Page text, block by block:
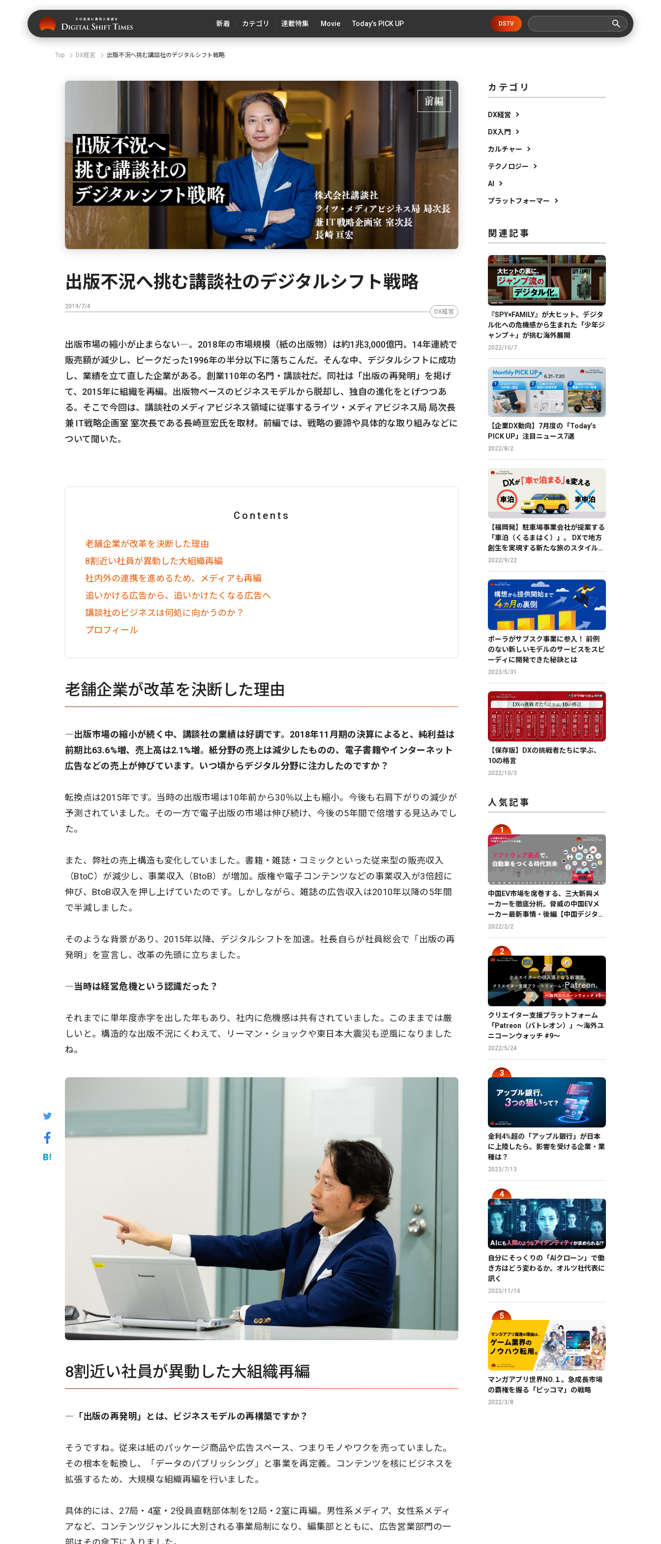
新着 カテゴリ 連載特集 Movie Today’s PICK UP DSTV
Top DX経営 出版不況へ挑む講談社のデジタルシフト戦略
出版不況へ挑む講談社のデジタルシフト戦略
2019/7/4
DX経営
出版市場の縮小が止まらない―。2018年の市場規模（紙の出版物）は約1兆3,000億円。14年連続で
販売額が減少し、ピークだった1996年の半分以下に落ちこんだ。そんな中、デジタルシフトに成功
し、業績を立て直した企業がある。創業110年の名門・講談社だ。同社は「出版の再発明」を掲げ
て、2015年に組織を再編。出版物ベースのビジネスモデルから脱却し、独自の進化をとげつつあ
る。そこで今回は、講談社のメディアビジネス領域に従事するライツ・メディアビジネス局 局次長
兼 IT戦略企画室 室次長である長崎亘宏氏を取材。前編では、戦略の要諦や具体的な取り組みなどに
ついて聞いた。
Contents
老舗企業が改革を決断した理由
8割近い社員が異動した大組織再編
社内外の連携を進めるため、メディアも再編
追いかける広告から、追いかけたくなる広告へ
講談社のビジネスは何処に向かうのか？
プロフィール
老舗企業が改革を決断した理由
―出版市場の縮小が続く中、講談社の業績は好調です。2018年11月期の決算によると、純利益は
前期比63.6%増、売上高は2.1%増。紙分野の売上は減少したものの、電子書籍やインターネット
広告などの売上が伸びています。いつ頃からデジタル分野に注力したのですか？
転換点は2015年です。当時の出版市場は10年前から30％以上も縮小。今後も右肩下がりの減少が
予測されていました。その一方で電子出版の市場は伸び続け、今後の5年間で倍増する見込みでし
た。
また、弊社の売上構造も変化していました。書籍・雑誌・コミックといった従来型の販売収入
（BtoC）が減少し、事業収入（BtoB）が増加。版権や電子コンテンツなどの事業収入が3倍超に
伸び、BtoB収入を押し上げていたのです。しかしながら、雑誌の広告収入は2010年以降の5年間
で半減しました。
そのような背景があり、2015年以降、デジタルシフトを加速。社長自らが社員総会で「出版の再
発明」を宣言し、改革の先頭に立ちました。
―当時は経営危機という認識だった？
それまでに単年度赤字を出した年もあり、社内に危機感は共有されていました。このままでは厳
しいと。構造的な出版不況にくわえて、リーマン・ショックや東日本大震災も逆風になりました
ね。
8割近い社員が異動した大組織再編
―「出版の再発明」とは、ビジネスモデルの再構築ですか？
そうですね。従来は紙のパッケージ商品や広告スペース、つまりモノやワクを売っていました。
その根本を転換し、「データのパブリッシング」と事業を再定義。コンテンツを核にビジネスを
拡張するため、大規模な組織再編を行いました。
具体的には、27局・4室・2役員直轄部体制を12局・2室に再編。男性系メディア、女性系メディ
アなど、コンテンツジャンルに大別される事業局制になり、編集部とともに、広告営業部門の一
カテゴリ
DX経営
DX入門
カルチャー
テクノロジー
AI
プラットフォーマー
関連記事
『SPY×FAMILY』が大ヒット。デジタ
ル化への危機感から生まれた「少年ジ
ャンプ＋」が挑む海外展開
2022/10/7
【企業DX動向】7月度の「Today’s
PICK UP」注目ニュース7選
2022/8/2
【福岡発】駐車場事業会社が提案する
「車泊（くるまはく）」。 DXで地方
創生を実現する新たな旅のスタイルと
は？
2022/9/22
ポーラがサブスク事業に参入！ 前例
のない新しいモデルのサービスをスピ
ーディに開発できた秘訣とは
2023/5/31
【保存版】DXの挑戦者たちに学ぶ、
10の格言
2022/10/3
人気記事
中国EV市場を席巻する、三大新興メ
ーカーを徹底分析。脅威の中国EVメ
ーカー最新事情・後編【中国デジタル
企業最前線】
2022/2/2
クリエイター支援プラットフォーム
「Patreon（パトレオン）」〜海外ユ
ニコーンウォッチ #9〜
2022/5/24
金利4%超の「アップル銀行」が日本
に上陸したら。影響を受ける企業・業
種は？
2023/7/13
自分にそっくりの「AIクローン」で働
き方はどう変わるか。オルツ社代表に
訊く
2023/11/14
マンガアプリ世界NO.１。急成長市場
の覇権を握る「ピッコマ」の戦略
2022/3/8